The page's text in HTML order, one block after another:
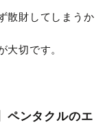
散財してしまうか
大切です。
ペンタクルのエ